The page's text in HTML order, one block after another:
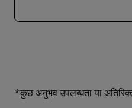
*कुछ अनुभव उपलब्धता या